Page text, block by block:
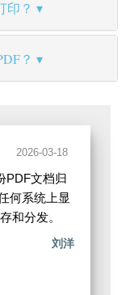
印？
？
2026-03-18
PDF文档归
何系统上显
和分发。
刘洋